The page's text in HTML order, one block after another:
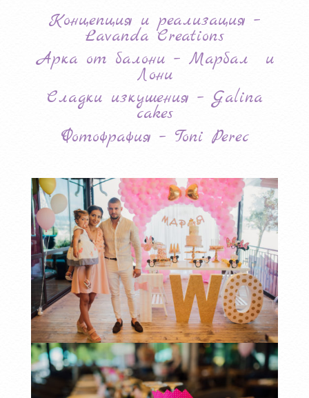
Концепция и реализация –
Lavanda Creations
Арка от балони – Марбал и
Лони
Сладки изкушения – Galina
cakes
Фотофрафия – Toni Perec